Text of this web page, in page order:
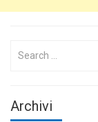
Search
Archivi